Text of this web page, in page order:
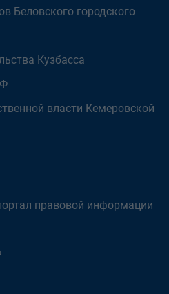
Беловского городского
Кузбасса
власти Кемеровской
правовой информации